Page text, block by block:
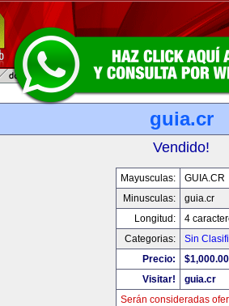
guia.cr
Vendido!
Mayusculas:
GUIA.CR
Minusculas:
guia.cr
Longitud:
4
Categorias:
Sin
Precio:
$1,000.00
Visitar!
guia.cr
Serán consideradas